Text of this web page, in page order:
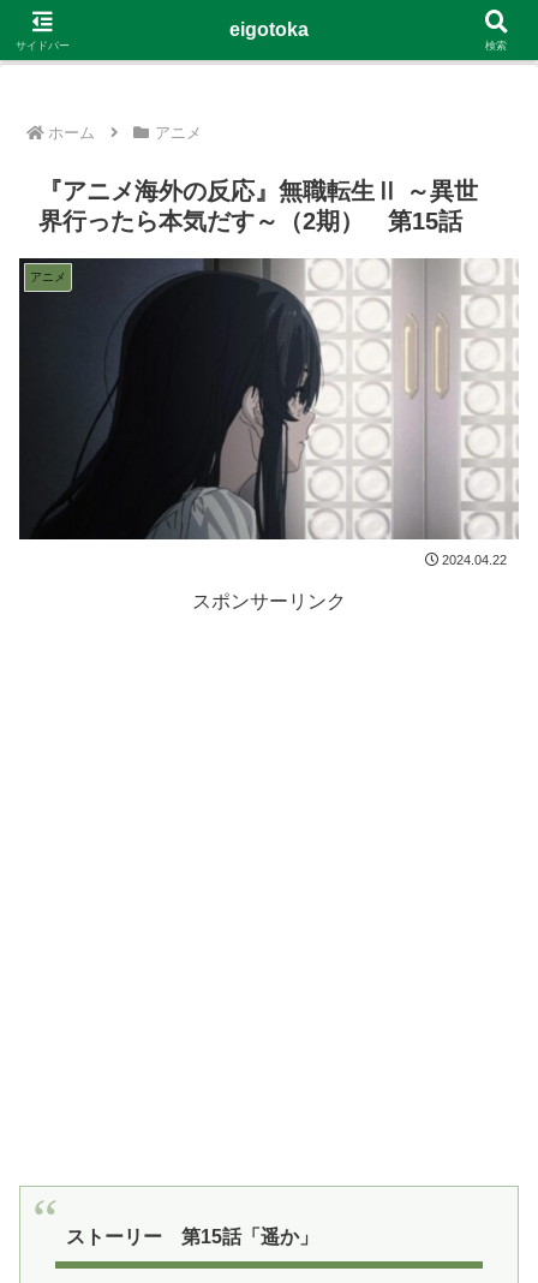
G-4Y8348WE8B
ホーム アニメ
『アニメ海外の反応』無職転生Ⅱ ～異世
界行ったら本気だす～（2期） 第15話
アニメ
2024.04.22
スポンサーリンク
ストーリー 第15話「遥か」
サイドバー
eigotoka
検索